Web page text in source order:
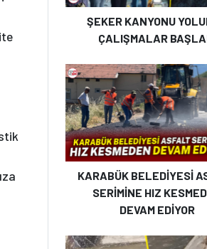
ŞEKER KANYONU
ÇALIŞMALAR
KARABÜK BELEDİYESİ
SERİMİNE HIZ
DEVAM EDİYOR